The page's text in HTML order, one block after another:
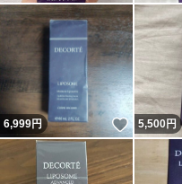
6,999円 いいね
5,500円